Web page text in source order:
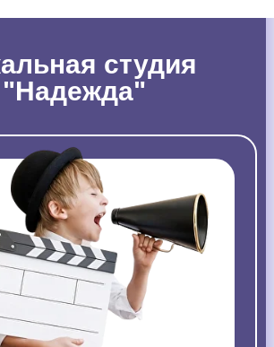
студия
"Надежда"